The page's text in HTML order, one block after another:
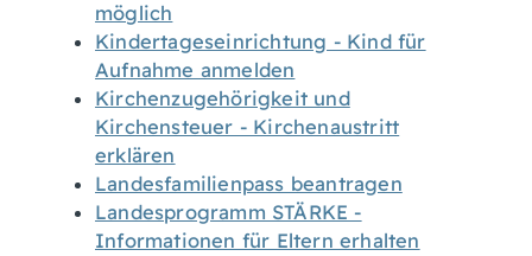
möglich
Kindertageseinrichtung - Kind für
Aufnahme anmelden
Kirchenzugehörigkeit und
Kirchensteuer - Kirchenaustritt
erklären
Landesfamilienpass beantragen
Landesprogramm STÄRKE -
Informationen für Eltern erhalten